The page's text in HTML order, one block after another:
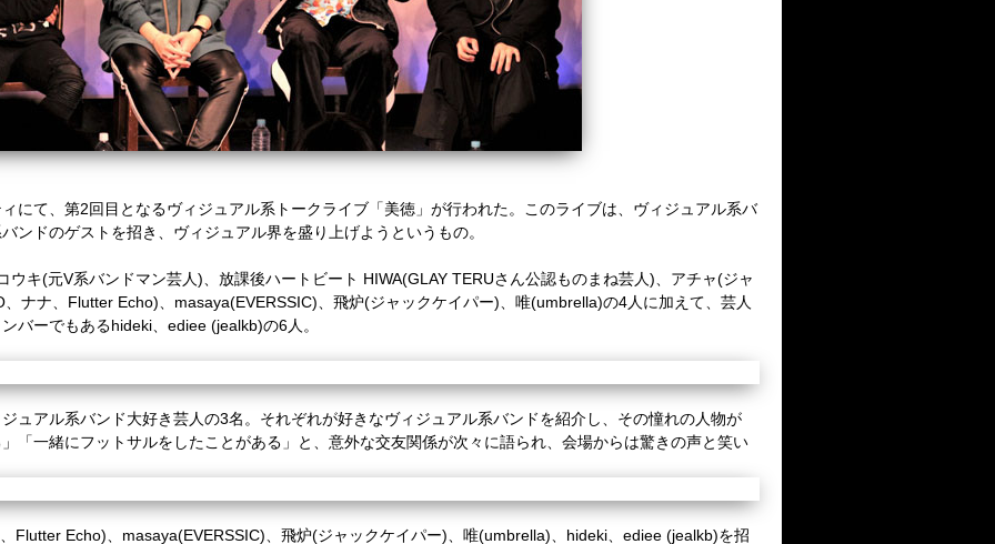
にて、第2回目となるヴィジュアル系トークライブ「美徳」が行われた。このライブは、ヴィジュアル系バ
ンドのゲストを招き、ヴィジュアル界を盛り上げようというもの。
ウキ(元V系バンドマン芸人)、放課後ハートビート HIWA(GLAY TERUさん公認ものまね芸人)、アチャ(ジャ
ナナ、Flutter Echo)、masaya(EVERSSIC)、飛炉(ジャックケイパー)、唯(umbrella)の4人に加えて、芸人
バーでもあるhideki、ediee (jealkb)の6人。
ュアル系バンド大好き芸人の3名。それぞれが好きなヴィジュアル系バンドを紹介し、その憧れの人物が
「一緒にフットサルをしたことがある」と、意外な交友関係が次々に語られ、会場からは驚きの声と笑い
Flutter Echo)、masaya(EVERSSIC)、飛炉(ジャックケイパー)、唯(umbrella)、hideki、ediee (jealkb)を招